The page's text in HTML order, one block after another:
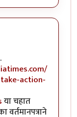
चहा च्या विषयी
action-
या चहात